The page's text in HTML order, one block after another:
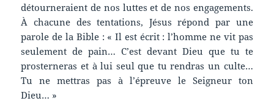
détourneraient de nos luttes et de nos engagements.
À chacune des tentations, Jésus répond par une
parole de la Bible : « Il est écrit : l’homme ne vit pas
seulement de pain… C’est devant Dieu que tu te
prosterneras et à lui seul que tu rendras un culte…
Tu ne mettras pas à l’épreuve le Seigneur ton
Dieu… »